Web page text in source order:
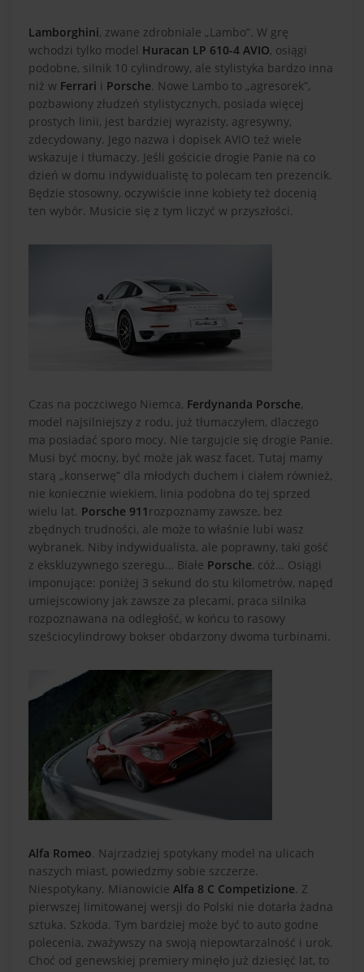
Lamborghini, zwane zdrobniale „Lambo”. W grę
wchodzi tylko model Huracan LP 610-4 AVIO, osiągi
podobne, silnik 10 cylindrowy, ale stylistyka bardzo inna
niż w Ferrari i Porsche. Nowe Lambo to „agresorek”,
pozbawiony złudzeń stylistycznych, posiada więcej
prostych linii, jest bardziej wyrazisty, agresywny,
zdecydowany. Jego nazwa i dopisek AVIO też wiele
wskazuje i tłumaczy. Jeśli gościcie drogie Panie na co
dzień w domu indywidualistę to polecam ten prezencik.
Będzie stosowny, oczywiście inne kobiety też docenią
ten wybór. Musicie się z tym liczyć w przyszłości.
Czas na poczciwego Niemca, Ferdynanda Porsche,
model najsilniejszy z rodu, już tłumaczyłem, dlaczego
ma posiadać sporo mocy. Nie targujcie się drogie Panie.
Musi być mocny, być może jak wasz facet. Tutaj mamy
starą „konserwę” dla młodych duchem i ciałem również,
nie koniecznie wiekiem, linia podobna do tej sprzed
wielu lat. Porsche 911 rozpoznamy zawsze, bez
zbędnych trudności, ale może to właśnie lubi wasz
wybranek. Niby indywidualista, ale poprawny, taki gość
z ekskluzywnego szeregu… Białe Porsche, cóż… Osiągi
imponujące: poniżej 3 sekund do stu kilometrów, napęd
umiejscowiony jak zawsze za plecami, praca silnika
rozpoznawana na odległość, w końcu to rasowy
sześciocylindrowy bokser obdarzony dwoma turbinami.
Alfa Romeo. Najrzadziej spotykany model na ulicach
naszych miast, powiedzmy sobie szczerze.
Niespotykany. Mianowicie Alfa 8 C Competizione. Z
pierwszej limitowanej wersji do Polski nie dotarła żadna
sztuka. Szkoda. Tym bardziej może być to auto godne
polecenia, zważywszy na swoją niepowtarzalność i urok.
Choć od genewskiej premiery minęło już dziesięć lat, to